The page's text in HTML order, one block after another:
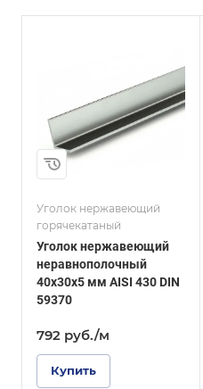
Уголок нержавеющий
горячекатаный
Уголок нержавеющий
неравнополочный
40х30х5 мм AISI 430 DIN
59370
792 руб./м
Купить
Равнополочный
Высота, мм
100
Толщина, мм
12
ГОСТ, ТУ
ГОСТ 8509-93
Поверхность
Матовая